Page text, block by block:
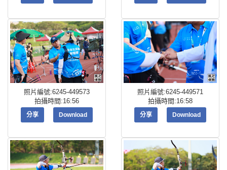
照片編號:6245-449573
拍攝時間:16:56
分享 Download
照片編號:6245-449571
拍攝時間:16:58
分享 Download